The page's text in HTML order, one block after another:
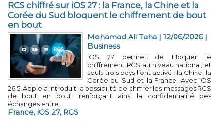
RCS chiffré sur iOS 27 : la France, la Chine et la
Corée du Sud bloquent le chiffrement de bout
en bout
Mohamad Ali Taha | 12/06/2026|
Business
iOS 27 permet de bloquer le
chiffrement RCS au niveau national, et
seuls trois pays l’ont activé : la Chine, la
Corée du Sud et la France. Avec iOS
26.5, Apple a introduit la possibilité de chiffrer les messages RCS
de bout en bout, renforçant ainsi la confidentialité des
échanges entre...
France,iOS 27, RCS